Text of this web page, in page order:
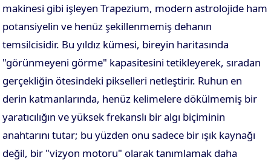
makinesi gibi işleyen Trapezium, modern astrolojide ham
potansiyelin ve henüz şekillenmemiş dehanın
temsilcisidir. Bu yıldız kümesi, bireyin haritasında
"görünmeyeni görme" kapasitesini tetikleyerek, sıradan
gerçekliğin ötesindeki pikselleri netleştirir. Ruhun en
derin katmanlarında, henüz kelimelere dökülmemiş bir
yaratıcılığın ve yüksek frekanslı bir algı biçiminin
anahtarını tutar; bu yüzden onu sadece bir ışık kaynağı
değil, bir "vizyon motoru" olarak tanımlamak daha